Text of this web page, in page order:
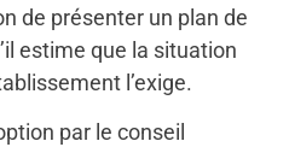
de présenter un plan de
estime que la situation
l’exige.
par le conseil